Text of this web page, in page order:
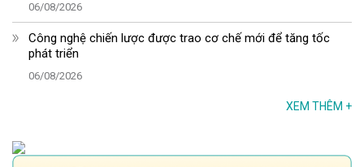
06/08/2026
Công nghệ chiến lược được trao cơ chế mới để tăng tốc
phát triển
06/08/2026
XEM THÊM +